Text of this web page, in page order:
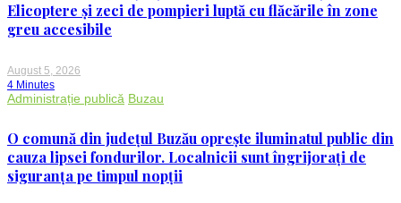
Elicoptere și zeci de pompieri luptă cu flăcările în zone
greu accesibile
August 5, 2026
4 Minutes
Administrație publică Buzau
O comună din județul Buzău oprește iluminatul public din
cauza lipsei fondurilor. Localnicii sunt îngrijorați de
siguranța pe timpul nopții